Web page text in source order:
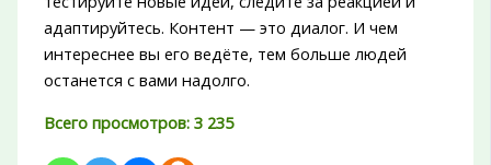
адаптируйтесь. Контент — это диалог. И чем
интереснее вы его ведёте, тем больше людей
останется с вами надолго.
Всего просмотров: 3 235